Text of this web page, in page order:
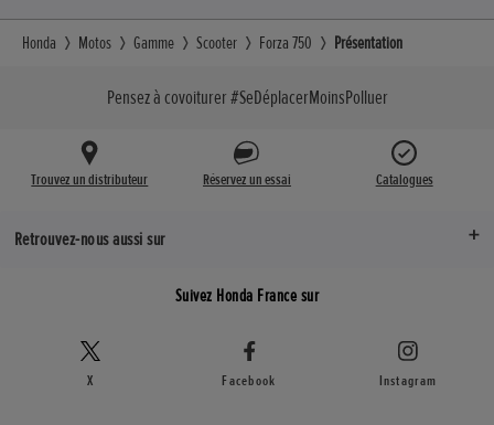
Honda Motos Gamme Scooter Forza 750 Présentation
Pensez à covoiturer #SeDéplacerMoinsPolluer
Trouvez un distributeur Réservez un essai Catalogues
Retrouvez-nous aussi sur
Suivez Honda France sur
X Facebook Instagram